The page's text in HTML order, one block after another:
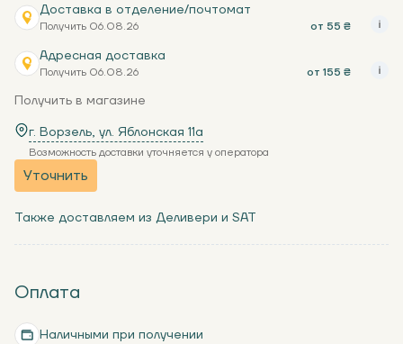
Доставка в отделение/почтомат
Получить 06.08.26 от 55 ₴
Адресная доставка
Получить 06.08.26 от 155 ₴
Получить в магазине
г. Ворзель, ул. Яблонская 11a
Возможность доставки уточняется у оператора
Уточнить
Также доставляем из Деливери и SAT
Оплата
Наличными при получении